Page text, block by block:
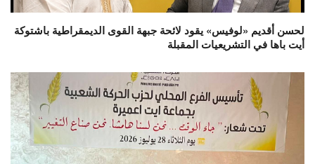
لحسن أقديم «لوفيس» يقود لائحة جبهة القوى الديمقراطية باشتوكة
أيت باها في التشريعيات المقبلة